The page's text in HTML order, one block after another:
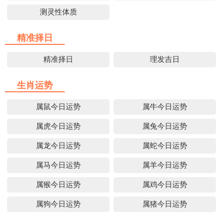
测灵性体质
精准择日
精准择日 理发吉日
生肖运势
属鼠今日运势 属牛今日运势
属虎今日运势 属兔今日运势
属龙今日运势 属蛇今日运势
属马今日运势 属羊今日运势
属猴今日运势 属鸡今日运势
属狗今日运势 属猪今日运势